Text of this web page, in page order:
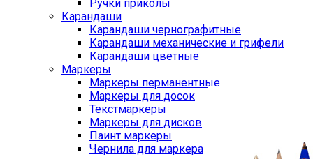
Ручки приколы
Карандаши
Карандаши чернографитные
Карандаши механические и грифели
Карандаши цветные
Маркеры
Маркеры перманентные
Маркеры для досок
Текстмаркеры
Маркеры для дисков
Паинт маркеры
Чернила для маркера